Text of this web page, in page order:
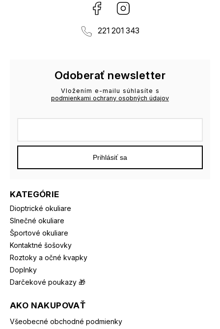
Facebook
221 201 343
KATEGÓRIE
Dioptrické okuliare
Slnečné okuliare
Športové okuliare
Kontaktné šošovky
Roztoky a očné kvapky
Doplnky
Darčekové poukazy 🎁
AKO NAKUPOVAŤ
Všeobecné obchodné podmienky
Odoberať newsletter
Vložením e-mailu súhlasíte s
podmienkami ochrany osobných údajov
Prihlásiť sa